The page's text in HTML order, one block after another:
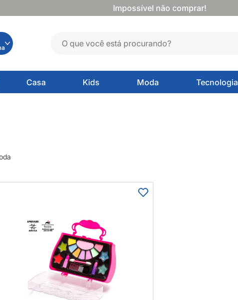
Impossível não comprar!
Casa Kids Moda Tecnologia